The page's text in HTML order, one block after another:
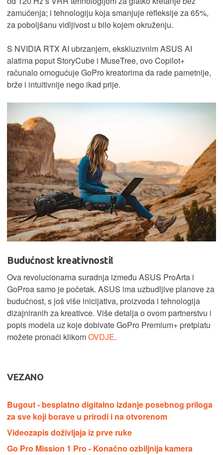
zamućenja; i tehnologiju koja smanjuje refleksije za 65%,
za poboljšanu vidljivost u bilo kojem okruženju.
S NVIDIA RTX AI ubrzanjem, ekskluzivnim ASUS AI
alatima poput StoryCube i MuseTree, ovo Copilot+
računalo omogućuje GoPro kreatorima da rade pametnije,
brže i intuitivnije nego ikad prije.
Budućnost kreativnosti!
Ova revolucionarna suradnja između ASUS ProArta i
GoProa samo je početak. ASUS ima uzbudljive planove za
budućnost, s još više inicijativa, proizvoda i tehnologija
dizajniranih za kreativce. Više detalja o ovom partnerstvu i
popis modela uz koje dobivate GoPro Premium+ pretplatu
možete pronaći klikomOVDJE.
VEZANO
Bugout - besplatno digitalno izdanje posebnog priloga
za sve koji borave u prirodi i na otvorenom
Videozapis doživljaja iz prve ruke
Go Pro Mission 1 Pro - Konačno ozbiljnija kamera